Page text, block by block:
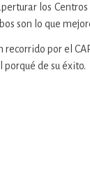
los
son lo que
por el
de su éxito.